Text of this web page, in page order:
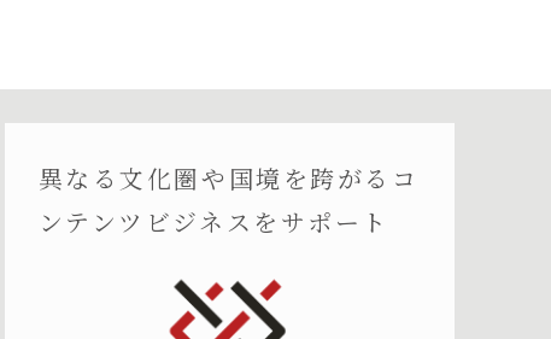
異なる文化圏や国境を跨がるコ
ンテンツビジネスをサポート